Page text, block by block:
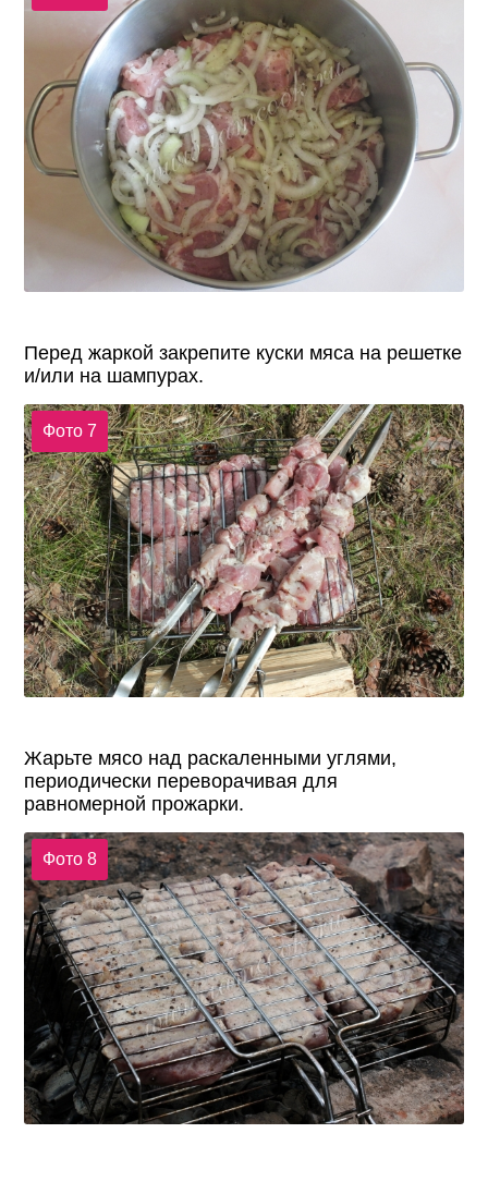
Перед жаркой закрепите куски мяса на решетке
и/или на шампурах.
Фото 7
Жарьте мясо над раскаленными углями,
периодически переворачивая для
равномерной прожарки.
Фото 8